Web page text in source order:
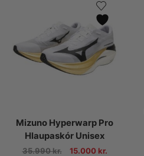
Mizuno Hyperwarp Pro
Hlaupaskór Unisex
35.990kr. 15.000 kr.